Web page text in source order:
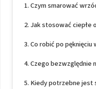
Czym smarować
Jak stosować ciepłe
Co robić po pęknięciu
Czego bezwzględnie
Kiedy potrzebne jest